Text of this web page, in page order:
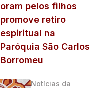
oram pelos filhos
promove retiro
espiritual na
Paróquia São Carlos
Borromeu
Notícias da